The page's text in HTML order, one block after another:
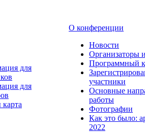
для
для
О конференции
Новости
Организаторы
Программный
участники
Основные
работы
Фотографии
Как это было:
2022